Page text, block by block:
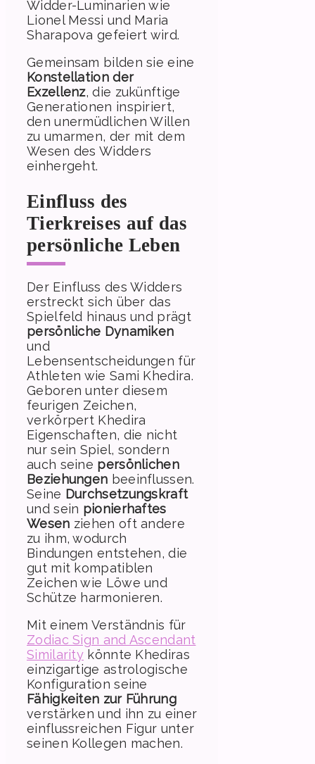
Widder-Luminarien wie
Lionel Messi und Maria
Sharapova gefeiert wird.
Gemeinsam bilden sie eine
Konstellation der
Exzellenz, die zukünftige
Generationen inspiriert,
den unermüdlichen Willen
zu umarmen, der mit dem
Wesen des Widders
einhergeht.
Einfluss des
Tierkreises auf das
persönliche Leben
Der Einfluss des Widders
erstreckt sich über das
Spielfeld hinaus und prägt
persönliche Dynamiken
und
Lebensentscheidungen für
Athleten wie Sami Khedira.
Geboren unter diesem
feurigen Zeichen,
verkörpert Khedira
Eigenschaften, die nicht
nur sein Spiel, sondern
auch seine persönlichen
Beziehungen beeinflussen.
Seine Durchsetzungskraft
und sein pionierhaftes
Wesen ziehen oft andere
zu ihm, wodurch
Bindungen entstehen, die
gut mit kompatiblen
Zeichen wie Löwe und
Schütze harmonieren.
Mit einem Verständnis für
Zodiac Sign and Ascendant
Similarity könnte Khediras
einzigartige astrologische
Konfiguration seine
Fähigkeiten zur Führung
verstärken und ihn zu einer
einflussreichen Figur unter
seinen Kollegen machen.